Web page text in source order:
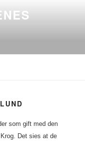
som gift med den
Det sies at de